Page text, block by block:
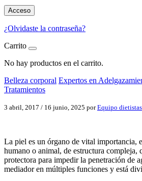
Acceso
¿Olvidaste la contraseña?
Carrito
No hay productos en el carrito.
Belleza corporal Expertos en
Tratamientos
3 abril, 2017 / 16 junio, 2025 porEquipo dietistas
La piel es un órgano de vital importancia,
humano o animal, de estructura compleja,
protectora para impedir la penetración de
mediador en múltiples funciones y está